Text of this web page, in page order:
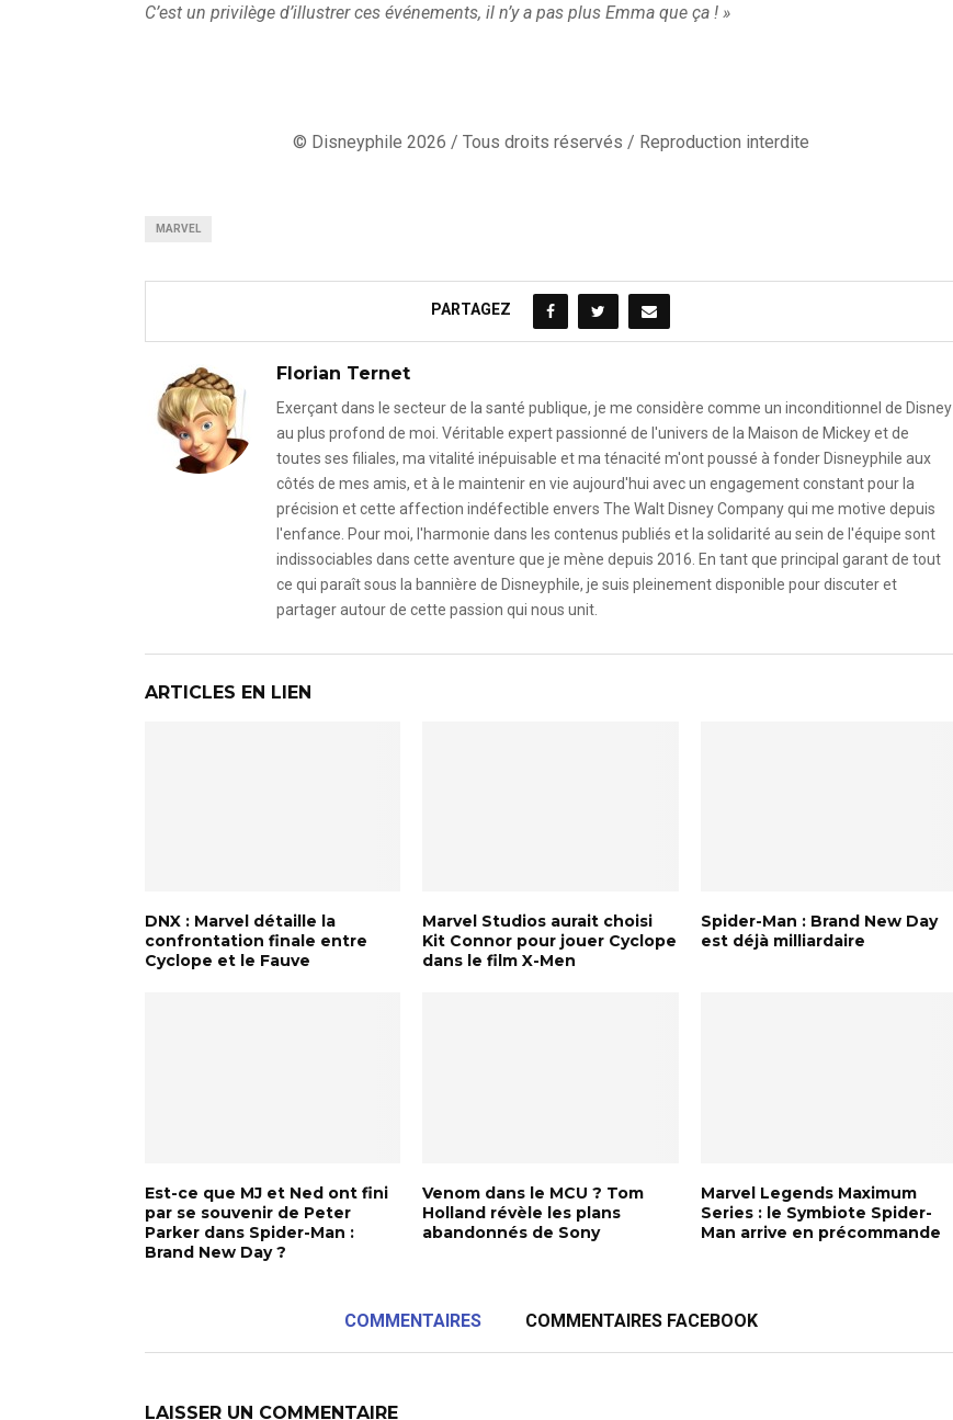
C’est un privilège d’illustrer ces événements, il n’y a pas plus Emma que ça ! »
© Disneyphile 2026 / Tous droits réservés / Reproduction interdite
MARVEL
PARTAGEZ
Florian Ternet
Exerçant dans le secteur de la santé publique, je me considère comme un inconditionnel de Disney
au plus profond de moi. Véritable expert passionné de l'univers de la Maison de Mickey et de
toutes ses filiales, ma vitalité inépuisable et ma ténacité m'ont poussé à fonder Disneyphile aux
côtés de mes amis, et à le maintenir en vie aujourd'hui avec un engagement constant pour la
précision et cette affection indéfectible envers The Walt Disney Company qui me motive depuis
l'enfance. Pour moi, l'harmonie dans les contenus publiés et la solidarité au sein de l'équipe sont
indissociables dans cette aventure que je mène depuis 2016. En tant que principal garant de tout
ce qui paraît sous la bannière de Disneyphile, je suis pleinement disponible pour discuter et
partager autour de cette passion qui nous unit.
ARTICLES EN LIEN
DNX : Marvel détaille la
confrontation finale entre
Cyclope et le Fauve
Marvel Studios aurait choisi
Kit Connor pour jouer Cyclope
dans le film X-Men
Spider-Man : Brand New Day
est déjà milliardaire
Est-ce que MJ et Ned ont fini
par se souvenir de Peter
Parker dans Spider-Man :
Brand New Day ?
Venom dans le MCU ? Tom
Holland révèle les plans
abandonnés de Sony
Marvel Legends Maximum
Series : le Symbiote Spider-
Man arrive en précommande
COMMENTAIRES COMMENTAIRES FACEBOOK
LAISSER UN COMMENTAIRE